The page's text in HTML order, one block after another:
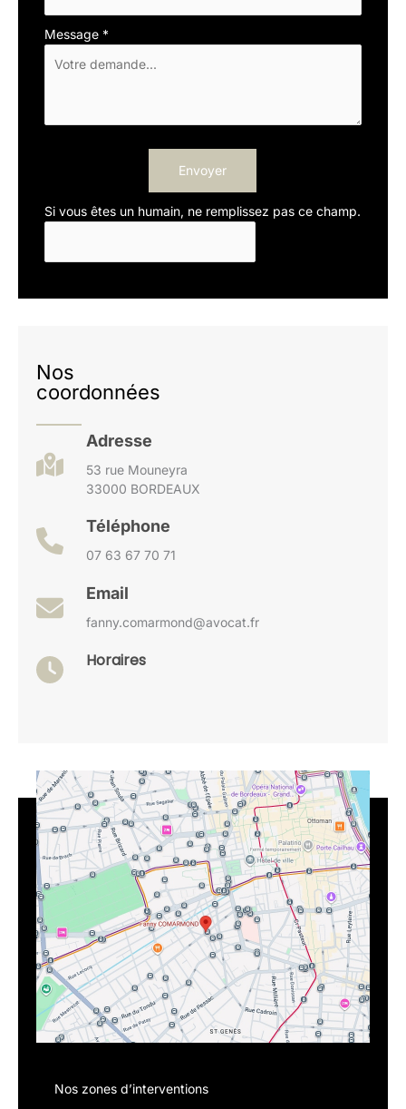
Message *
Envoyer
Si vous êtes un humain, ne remplissez pas ce champ.
Nos
coordonnées
Adresse
53 rue Mouneyra
33000 BORDEAUX
Téléphone
07 63 67 70 71
Email
fanny.comarmond@avocat.fr
Horaires
Nos zones d’interventions